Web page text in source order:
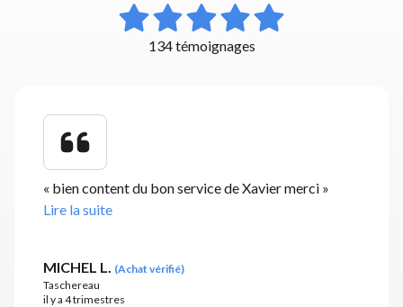
134 témoignages
« bien content du bon service de Xavier merci »
Lire la suite
MICHEL L. (Achat vérifié)
Taschereau
il y a 4 trimestres